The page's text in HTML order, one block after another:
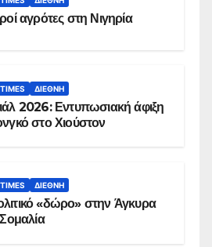
αγρότες στη Νιγηρία
ΔΙΕΘΝΉ
2026: Εντυπωσιακή άφιξη
στο Χιούστον
ΔΙΕΘΝΉ
«δώρο» στην Άγκυρα